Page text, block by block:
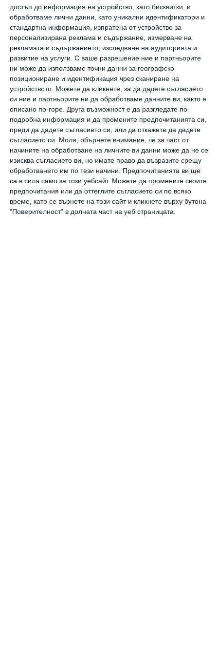
достъп до информация на устройство, като бисквитки, и
обработваме лични данни, като уникални идентификатори и
стандартна информация, изпратена от устройство за
персонализирана реклама и съдържание, измерване на
рекламата и съдържанието, изследване на аудиторията и
развитие на услуги. С ваше разрешение ние и партньорите
ни може да използваме точни данни за географско
позициониране и идентификация чрез сканиране на
устройството. Можете да кликнете, за да дадете съгласието
си ние и партньорите ни да обработваме данните ви, както е
описано по-горе. Друга възможност е да разгледате по-
подробна информация и да промените предпочитанията си,
преди да дадете съгласието си, или да откажете да дадете
съгласието си. Моля, обърнете внимание, че за част от
начините на обработване на личните ви данни може да не се
изисква съгласието ви, но имате право да възразите срещу
обработването им по тези начини. Предпочитанията ви ще
са в сила само за този уебсайт. Можете да промените своите
предпочитания или да оттеглите съгласието си по всяко
време, като се върнете на този сайт и кликнете върху бутона
"Поверителност" в долната част на уеб страницата.
Как да намалим въздействието на метеорологични
фактори
24 юли 2026 г.
Ан Хатауей: Третата ми бременност беше чудо
Актрисата популяризира новия филмов проект
„Одисея“.
17 юли 2026 г.